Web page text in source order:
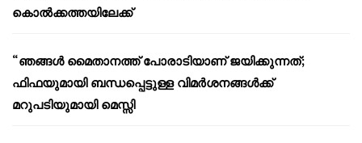
കൊൽക്കത്തയിലേക്ക്
“ഞങ്ങൾ മൈതാനത്ത് പോരാടിയാണ് ജയിക്കുന്നത്;
ഫിഫയുമായി ബന്ധപ്പെട്ടുള്ള വിമർശനങ്ങൾക്ക്
മറുപടിയുമായി മെസ്സി